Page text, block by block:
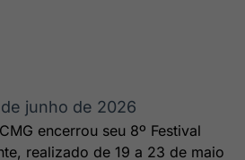
inteligente de
notícias e
analisar fundos
junho de 2026
encerrou seu 8º Festival
realizado de 19 a 23 de maio